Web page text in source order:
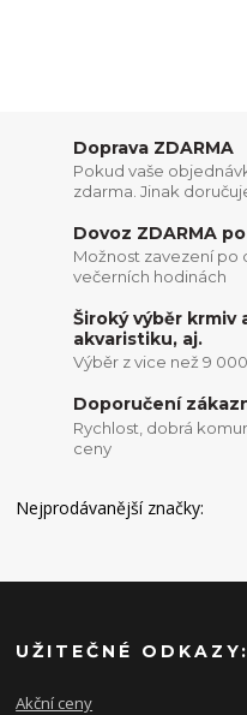
Doprava ZDARMA
Pokud vaše
zdarma. Jinak
Dovoz ZDARMA
Možnost zavezení po
večerních hodinách
Široký výběr krmiv
akvaristiku, aj.
Výběr z vice než 9
Doporučení
Rychlost, dobrá
ceny
Nejprodávanější značky:
UŽITEČNÉ ODKAZY:
Akční ceny